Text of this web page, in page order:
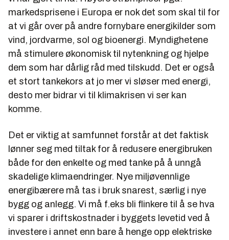
markedsprisene i Europa er nok det som skal til for
at vi går over på andre fornybare energikilder som
vind, jordvarme, sol og bioenergi. Myndighetene
må stimulere økonomisk til nytenkning og hjelpe
dem som har dårlig råd med tilskudd. Det er også
et stort tankekors at jo mer vi sløser med energi,
desto mer bidrar vi til klimakrisen vi ser kan
komme.
Det er viktig at samfunnet forstår at det faktisk
lønner seg med tiltak for å redusere energibruken
både for den enkelte og med tanke på å unngå
skadelige klimaendringer. Nye miljøvennlige
energibærere må tas i bruk snarest, særlig i nye
bygg og anlegg. Vi må f.eks bli flinkere til å se hva
vi sparer i driftskostnader i byggets levetid ved å
investere i annet enn bare å henge opp elektriske